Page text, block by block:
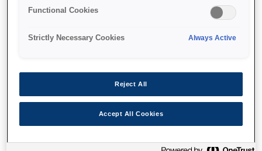
Функції
Excellent reliability &
Functional Cookies
Strictly Necessary Cookies Always Active
Reject All
Accept All Cookies